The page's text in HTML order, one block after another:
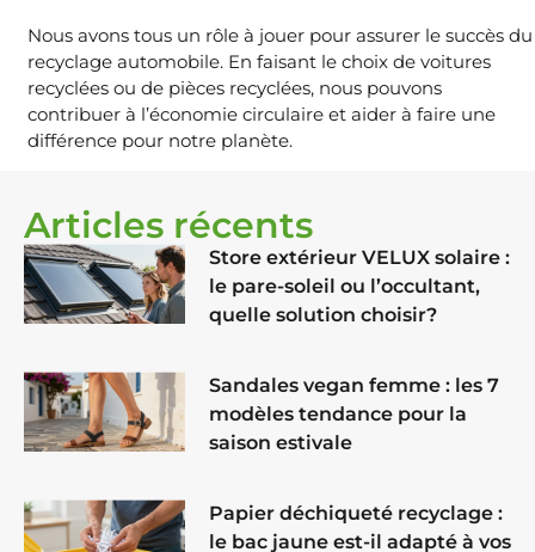
Articles récents
Store extérieur VELUX solaire :
le pare-soleil ou l’occultant,
quelle solution choisir?
Sandales vegan femme : les 7
modèles tendance pour la
saison estivale
Papier déchiqueté recyclage :
le bac jaune est-il adapté à vos
Nous avons tous un rôle à jouer pour assurer le succès du
recyclage automobile. En faisant le choix de voitures
recyclées ou de pièces recyclées, nous pouvons
contribuer à l’économie circulaire et aider à faire une
différence pour notre planète.